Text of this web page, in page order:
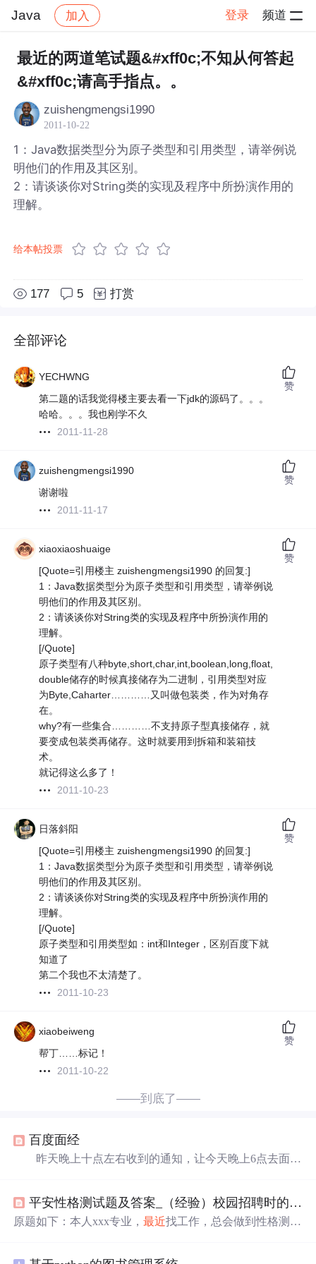
Java 加入 登录 频道
社区 Java 帖子详情
最近的两道笔试题&#xff0c;不知从何答起
&#xff0c;请高手指点。。
zuishengmengsi1990
2011-10-22
1：Java数据类型分为原子类型和引用类型，请举例说
明他们的作用及其区别。
2：请谈谈你对String类的实现及程序中所扮演作用的
理解。
给本帖投票
177 5 打赏
全部评论
YECHWNG
第二题的话我觉得楼主要去看一下jdk的源码了。。。
哈哈。。。我也刚学不久
2011-11-28
赞
zuishengmengsi1990
谢谢啦
2011-11-17
赞
xiaoxiaoshuaige
[Quote=引用楼主 zuishengmengsi1990 的回复:]
1：Java数据类型分为原子类型和引用类型，请举例说
明他们的作用及其区别。
2：请谈谈你对String类的实现及程序中所扮演作用的
理解。
[/Quote]
原子类型有八种byte,short,char,int,boolean,long,float,
double储存的时候真接储存为二进制，引用类型对应
为Byte,Caharter…………又叫做包装类，作为对角存
在。
why?有一些集合…………不支持原子型真接储存，就
要变成包装类再储存。这时就要用到拆箱和装箱技
术。
就记得这么多了！
2011-10-23
赞
日落斜阳
[Quote=引用楼主 zuishengmengsi1990 的回复:]
1：Java数据类型分为原子类型和引用类型，请举例说
明他们的作用及其区别。
2：请谈谈你对String类的实现及程序中所扮演作用的
理解。
[/Quote]
原子类型和引用类型如：int和Integer，区别百度下就
知道了
第二个我也不太清楚了。
2011-10-23
赞
xiaobeiweng
帮丁……标记！
2011-10-22
赞
——到底了——
百度面经
昨天晚上十点左右收到的通知，让今天晚上6点去面
之间，最后决定去百度面试。 面试官是一个姐姐，问
的问题略多，基本上啥都问。 1.乱序的链表，怎么删
平安性格测试题及答案_（经验）校园招聘时的性格测试题怎么做才能通过
原题如下：本人xxx专业，最近找工作，总会做到性格测试